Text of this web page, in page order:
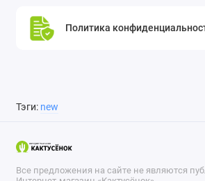
Политика
Тэги: new
Все предложения на сайте не являются